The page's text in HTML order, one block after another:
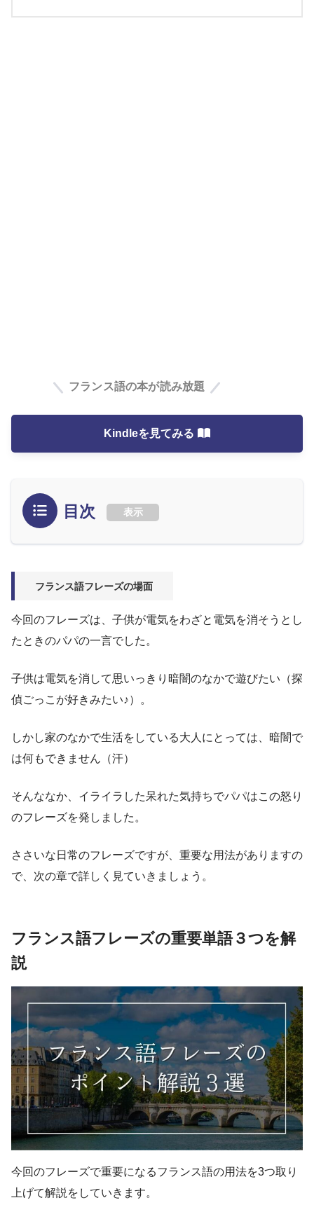
フランス語の本が読み放題
Kindleを見てみる
目次 表示
フランス語フレーズの場面
今回のフレーズは、子供が電気をわざと電気を消そうとし
たときのパパの一言でした。
子供は電気を消して思いっきり暗闇のなかで遊びたい（探
偵ごっこが好きみたい♪）。
しかし家のなかで生活をしている大人にとっては、暗闇で
は何もできません（汗）
そんななか、イライラした呆れた気持ちでパパはこの怒り
のフレーズを発しました。
ささいな日常のフレーズですが、重要な用法がありますの
で、次の章で詳しく見ていきましょう。
フランス語フレーズの重要単語３つを解
説
今回のフレーズで重要になるフランス語の用法を3つ取り
上げて解説をしていきます。